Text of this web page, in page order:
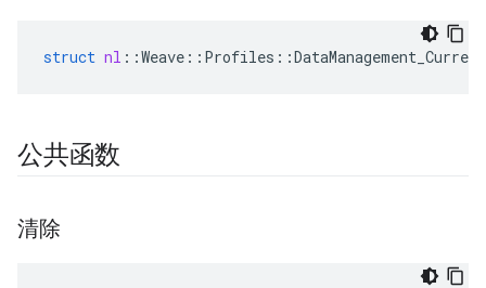
struct nl ::Weave :: Profiles ::DataManagement_Current
公共函数
清除